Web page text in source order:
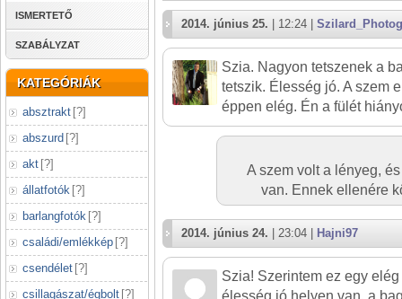
ISMERTETŐ
SZABÁLYZAT
KATEGÓRIÁK
absztrakt [?]
abszurd [?]
akt [?]
állatfotók [?]
barlangfotók [?]
családi/emlékkép [?]
csendélet [?]
csillagászat/égbolt [?]
2014. június 25. | 12:24 |
Szia. Nagyon tetszenek a
tetszik. Élesség jó. A szem
éppen elég. Én a fülét
A szem volt a lényeg,
van. Ennek ellenére
2014. június 24. | 23:04 | Hajni97
Szia! Szerintem ez egy
élesség jó helyen van, a